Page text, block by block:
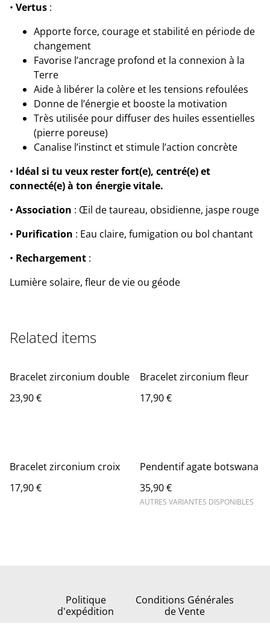
• Vertus :
Apporte force, courage et stabilité en période de
changement
Favorise l’ancrage profond et la connexion à la
Terre
Aide à libérer la colère et les tensions refoulées
Donne de l’énergie et booste la motivation
Très utilisée pour diffuser des huiles essentielles
(pierre poreuse)
Canalise l’instinct et stimule l’action concrète
• Idéal si tu veux rester fort(e), centré(e) et
connecté(e) à ton énergie vitale.
• Association : Œil de taureau, obsidienne, jaspe rouge
• Purification : Eau claire, fumigation ou bol chantant
• Rechargement :
Lumière solaire, fleur de vie ou géode
Related items
Bracelet zirconium double
23,90 €
Bracelet zirconium fleur
17,90 €
Bracelet zirconium croix
17,90 €
Pendentif agate botswana
35,90 €
AUTRES VARIANTES DISPONIBLES
Politique
d'expédition
Conditions Générales
de Vente